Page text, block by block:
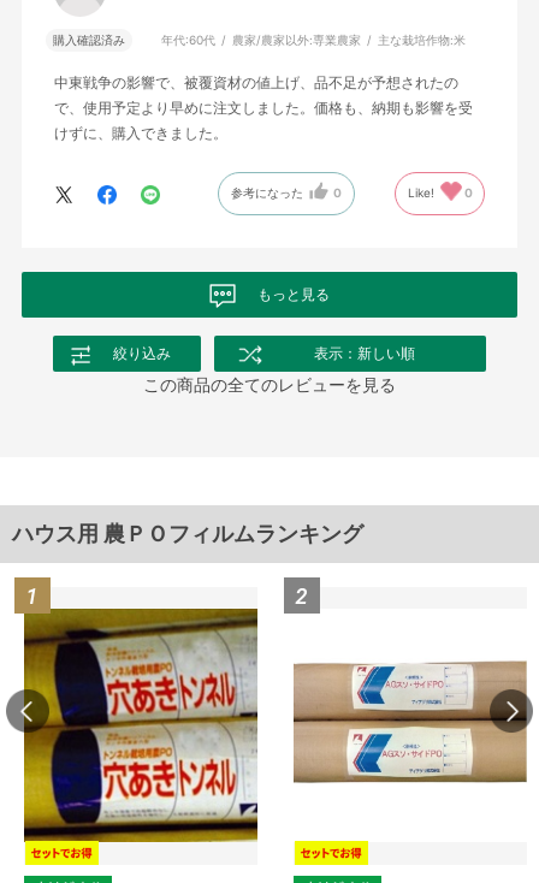
購入確認済み 年代:60代 農家/農家以外:専業農家 主な栽培作物:米
中東戦争の影響で、被覆資材の値上げ、品不足が予想されたの
で、使用予定より早めに注文しました。価格も、納期も影響を受
けずに、購入できました。
参考になった 0 Like! 0
もっと見る
絞り込み 表示：新しい順
この商品の全てのレビューを見る
ハウス用 農ＰＯフィルムランキング